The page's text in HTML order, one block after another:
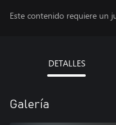
Este contenido requiere un
DETALLES
Galería